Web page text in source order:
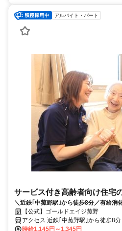
アルバイト・パート
サービス付き高齢者向け住宅
＼近鉄｢中菰野駅｣から徒歩8分／有給消
キルUP!!
【公式】ゴールドエイジ菰野
アクセス 近鉄｢中菰野駅｣から徒歩8分
時給1,145円～1,345円